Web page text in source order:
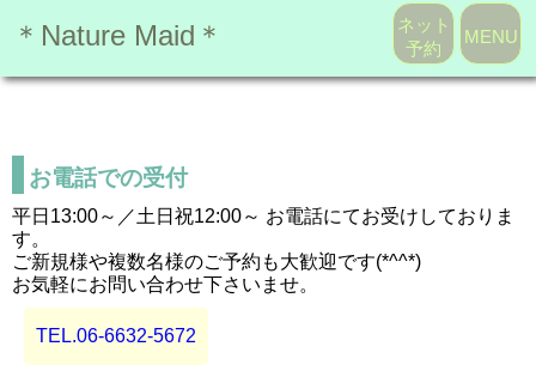
＊Nature Maid＊
ネット
予約
MENU
お電話での受付
平日13:00～／土日祝12:00～ お電話にてお受けしておりま
す。
ご新規様や複数名様のご予約も大歓迎です(*^^*)
お気軽にお問い合わせ下さいませ。
TEL.06-6632-5672